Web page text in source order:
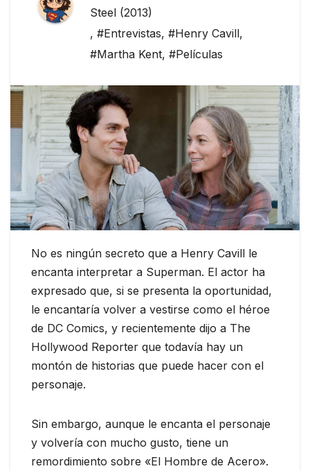
Steel (2013)
, #Entrevistas, #Henry Cavill,
#Martha Kent, #Películas
No es ningún secreto que a Henry Cavill le
encanta interpretar a Superman. El actor ha
expresado que, si se presenta la oportunidad,
le encantaría volver a vestirse como el héroe
de DC Comics, y recientemente dijo a The
Hollywood Reporter que todavía hay un
montón de historias que puede hacer con el
personaje.
Sin embargo, aunque le encanta el personaje
y volvería con mucho gusto, tiene un
remordimiento sobre «El Hombre de Acero».